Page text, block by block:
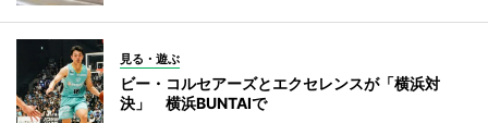
見る・遊ぶ
ビー・コルセアーズとエクセレンスが「横浜対
決」 横浜BUNTAIで